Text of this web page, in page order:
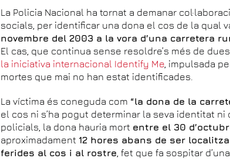
La Policia Nacional ha tornat a demanar
socials, per identificar una dona el cos de la qual
novembre del 2003 a la vora d’una carretera
El cas, que continua sense resoldre’s més de
la iniciativa internacional Identify Me , impulsada
mortes que mai no han estat identificades.
La víctima és coneguda com “la dona de la
el cos ni s’ha pogut determinar la seva identitat
policials, la dona hauria mort entre el 30
aproximadament 12 hores abans de ser
ferides al cos i al rostre , fet que fa sospitar